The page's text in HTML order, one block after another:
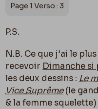
Page 1 Verso : 3
P.S.
N.B. Ce que j’ai le
recevoir Dimanche si
les deux dessins : Le
Vice Suprême(le
& la femme squelette)